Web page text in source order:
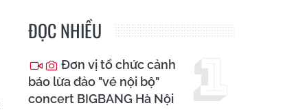
ĐỌC NHIỀU
Đơn vị tổ chức cảnh
báo lừa đảo "vé nội bộ"
concert BIGBANG Hà Nội